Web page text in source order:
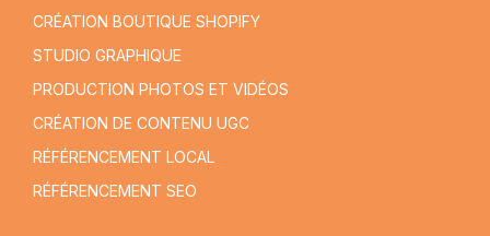
CRÉATION BOUTIQUE SHOPIFY
STUDIO GRAPHIQUE
PRODUCTION PHOTOS ET VIDÉOS
CRÉATION DE CONTENU UGC
RÉFÉRENCEMENT LOCAL
RÉFÉRENCEMENT SEO